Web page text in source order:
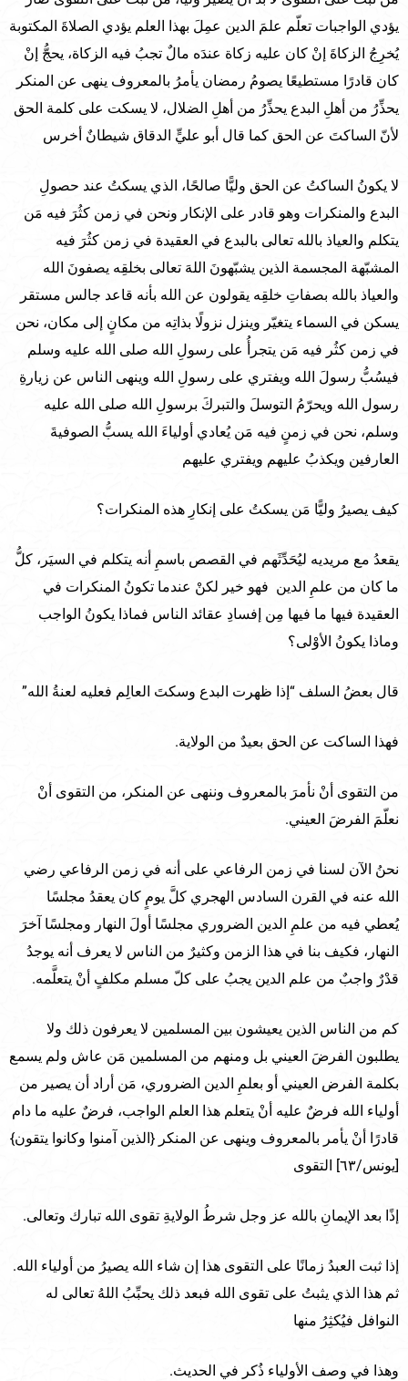
يؤدي الواجبات تعلّم علمَ الدين عمِلَ بهذا العلم يؤدي الصلاةَ المكتوبة
يُخرِجُ الزكاةَ إنْ كان عليه زكاة عندَه مالٌ تجبُ فيه الزكاة، يحجُّ إنْ
كان قادرًا مستطيعًا يصومُ رمضان يأمرُ بالمعروف ينهى عن المنكر
يحذِّرُ من أهلِ البدع يحذِّرُ من أهلِ الضلال، لا يسكت على كلمة الحق
لأنّ الساكتَ عن الحق كما قال أبو عليٍّ الدقاق شيطانٌ أخرس
لا يكونُ الساكتُ عن الحق وليًّا صالحًا، الذي يسكتُ عند حصولِ
البدع والمنكرات وهو قادر على الإنكار ونحن في زمن كثُرَ فيه مَن
يتكلم والعياذ بالله تعالى بالبدع في العقيدة في زمن كثُرَ فيه
المشبّهة المجسمة الذين يشبّهونَ اللهَ تعالى بخلقِه يصفونَ الله
والعياذ بالله بصفاتِ خلقِه يقولون عن الله بأنه قاعد جالس مستقر
يسكن في السماء يتغيّر وينزل نزولًا بذاتِه من مكانٍ إلى مكان، نحن
في زمن كثُر فيه مَن يتجرأُ على رسولِ الله صلى الله عليه وسلم
فيسُبُّ رسولَ الله ويفتري على رسولِ الله وينهى الناس عن زيارةِ
رسول الله ويحرّمُ التوسلَ والتبركَ برسولِ الله صلى الله عليه
وسلم، نحن في زمنٍ فيه مَن يُعادي أولياءَ الله يسبُّ الصوفيةَ
العارفين ويكذبُ عليهم ويفتري عليهم
كيف يصيرُ وليًّا مَن يسكتُ على إنكارِ هذه المنكرات؟
يقعدُ مع مريديه ليُحَدِّثَهم في القصص باسمِ أنه يتكلم في السيَر، كلُّ
ما كان من علمِ الدين فهو خير لكنْ عندما تكونُ المنكرات في
العقيدة فيها ما فيها مِن إفسادِ عقائد الناس فماذا يكونُ الواجب
وماذا يكونُ الأوْلى؟
قال بعضُ السلف “إذا ظهرت البدع وسكتَ العالِم فعليه لعنةُ الله”
فهذا الساكت عن الحق بعيدٌ من الولاية.
من التقوى أنْ نأمرَ بالمعروف وننهى عن المنكر، من التقوى أنْ
نعلّمَ الفرضَ العيني.
نحنُ الآن لسنا في زمن الرفاعي على أنه في زمن الرفاعي رضي
الله عنه في القرن السادس الهجري كلَّ يومٍ كان يعقدُ مجلسًا
يُعطي فيه من علمِ الدين الضروري مجلسًا أولَ النهار ومجلسًا آخرَ
النهار، فكيف بنا في هذا الزمن وكثيرٌ من الناس لا يعرف أنه يوجدُ
قدْرٌ واجبٌ من علم الدين يجبُ على كلّ مسلم مكلفٍ أنْ يتعلَّمه.
كم من الناس الذين يعيشون بين المسلمين لا يعرفون ذلك ولا
يطلبون الفرضَ العيني بل ومنهم من المسلمين مَن عاش ولم يسمع
بكلمة الفرض العيني أو بعلمِ الدين الضروري، مَن أراد أن يصير من
أولياء الله فرضٌ عليه أنْ يتعلم هذا العلم الواجب، فرضٌ عليه ما دام
قادرًا أنْ يأمر بالمعروف وينهى عن المنكر {الذين آمنوا وكانوا يتقون}
[يونس/٦٣] التقوى
إذًا بعد الإيمانِ بالله عز وجل شرطُ الولايةِ تقوى الله تبارك وتعالى.
إذا ثبت العبدُ زمانًا على التقوى هذا إن شاء الله يصيرُ من أولياء الله.
ثم هذا الذي يثبتُ على تقوى الله فبعد ذلك يحبِّبُ اللهُ تعالى له
النوافل فيُكثِرُ منها
وهذا في وصف الأولياء ذُكر في الحديث.